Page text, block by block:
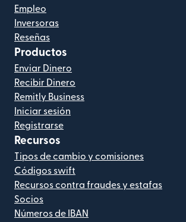
Empleo
Inversoras
Reseñas
Productos
Enviar Dinero
Recibir Dinero
Remitly Business
Iniciar sesión
Registrarse
Recursos
Tipos de cambio y comisiones
Códigos swift
Recursos contra fraudes y estafas
Socios
Números de IBAN